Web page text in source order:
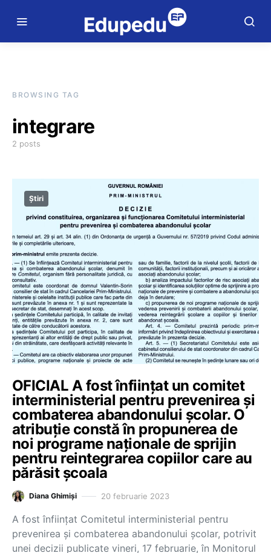
BROWSING TAG
integrare
2 posts
Știri
OFICIAL A fost înființat un comitet
interministerial pentru prevenirea și
combaterea abandonului școlar. O
atribuție constă în propunerea de
noi programe naționale de sprijin
pentru reintegrarea copiilor care au
părăsit școala
Diana Ghimiși 20 februarie 2023
A fost înființat Comitetul interministerial pentru
prevenirea și combaterea abandonului școlar, potrivit
unei decizii publicate vineri, 17 februarie, în Monitorul